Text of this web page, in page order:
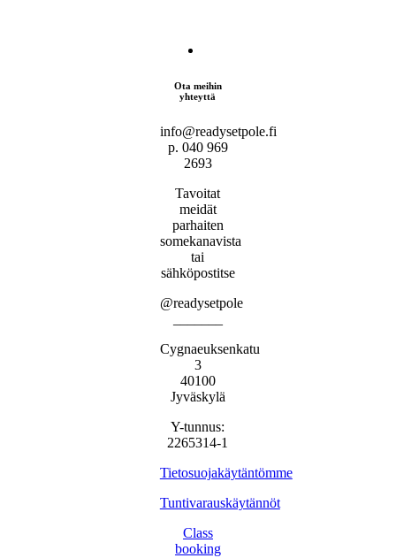
Ota meihin
yhteyttä
info@readysetpole.fi
p. 040 969
2693
Tavoitat
meidät
parhaiten
somekanavista
tai
sähköpostitse
@readysetpole
Cygnaeuksenkatu
3
40100
Jyväskylä
Y-tunnus:
2265314-1
Tietosuojakäytäntömme
Tuntivarauskäytännöt
Class
booking